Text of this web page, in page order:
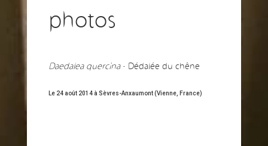
photos
Daedalea quercina- Dédalée du chêne
Le 24 août 2014 à Sèvres-Anxaumont (Vienne, France)